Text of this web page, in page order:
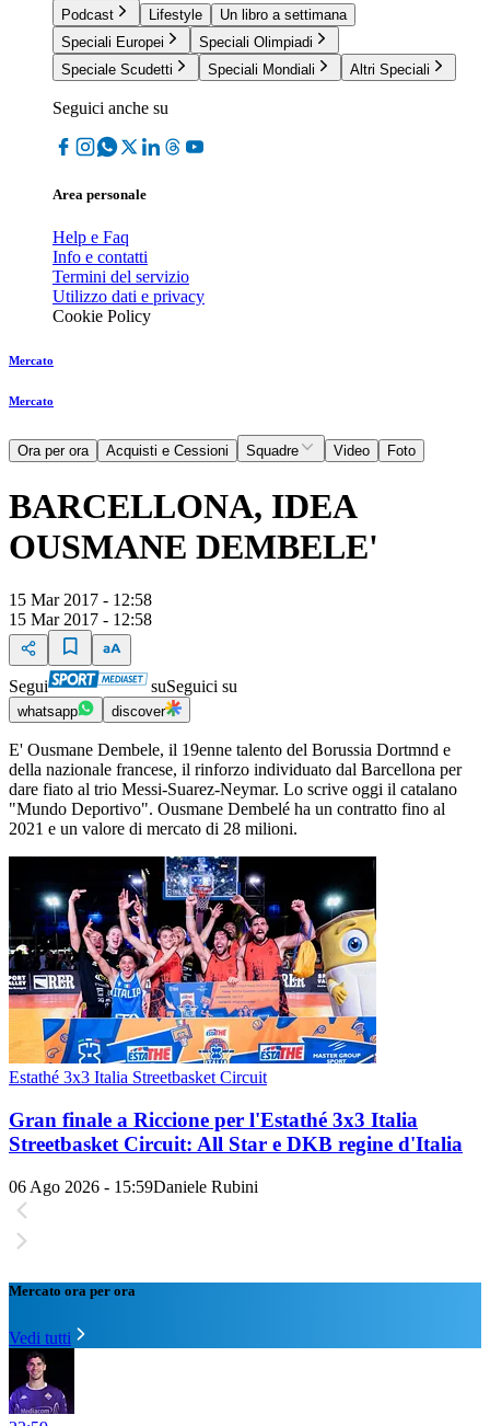
Podcast
Lifestyle
Un libro a settimana
Speciali Europei
Speciali Olimpiadi
Speciale Scudetti
Speciali Mondiali Altri Speciali
Seguici anche su
Area personale
Help e Faq
Info e contatti
Termini del servizio
Utilizzo dati e privacy
Cookie Policy
Mercato
Mercato
Ora per ora Acquisti e Cessioni Squadre Video Foto
BARCELLONA, IDEA
OUSMANE DEMBELE'
15 Mar 2017 - 12:58
15 Mar 2017 - 12:58
Segui suSeguici su
whatsapp discover
E' Ousmane Dembele, il 19enne talento del Borussia Dortmnd e
della nazionale francese, il rinforzo individuato dal Barcellona per
dare fiato al trio Messi-Suarez-Neymar. Lo scrive oggi il catalano
"Mundo Deportivo". Ousmane Dembelé ha un contratto fino al
2021 e un valore di mercato di 28 milioni.
Estathé 3x3 Italia Streetbasket Circuit
Gran finale a Riccione per l'Estathé 3x3 Italia
Streetbasket Circuit: All Star e DKB regine d'Italia
06 Ago 2026 - 15:59Daniele Rubini
Mercato ora per ora
Vedi tutti